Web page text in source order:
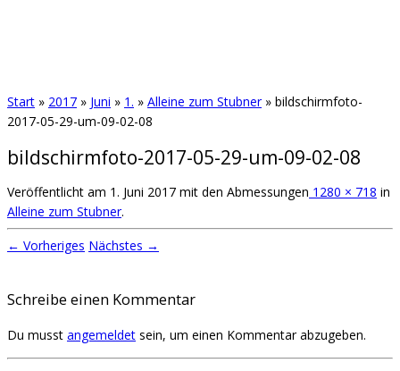
Start » 2017 » Juni » 1. » Alleine zum Stubner » bildschirmfoto-
2017-05-29-um-09-02-08
bildschirmfoto-2017-05-29-um-09-02-08
Veröffentlicht am 1. Juni 2017 mit den Abmessungen 1280 × 718 in
Alleine zum Stubner.
← Vorheriges Nächstes →
Schreibe einen Kommentar
Du musst angemeldet sein, um einen Kommentar abzugeben.